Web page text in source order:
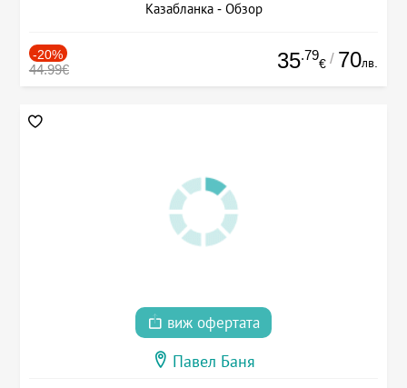
Казабланка - Обзор
-20%
44.99€ 35.79
€ / 70лв.
виж офертата
Павел Баня